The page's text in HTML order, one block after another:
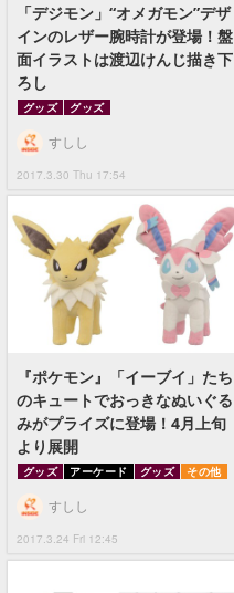
「デジモン」“オメガモン”デザ
インのレザー腕時計が登場！盤
面イラストは渡辺けんじ描き下
ろし
グッズ グッズ
2017.3.30 Thu 17:54
すしし
『ポケモン』「イーブイ」たち
のキュートでおっきなぬいぐる
みがプライズに登場！4月上旬
より展開
グッズ アーケード グッズ その他
2017.3.24 Fri 12:45
すしし